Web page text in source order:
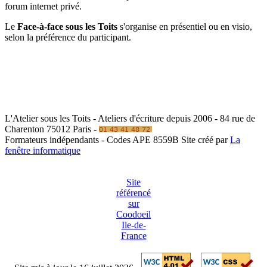
forum internet privé.
Le Face-à-face sous les Toits s'organise en présentiel ou en visio,
selon la préférence du participant.
L'Atelier sous les Toits - Ateliers d'écriture depuis 2006 - 84 rue de
Charenton 75012 Paris -
Formateurs indépendants - Codes APE 8559B Site créé parLa
fenêtre informatique
Site
référencé
sur
Coodoeil
Ile-de-
France